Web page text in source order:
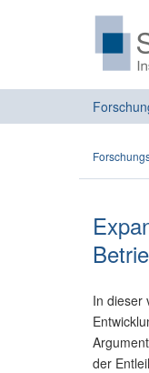
In dieser
der